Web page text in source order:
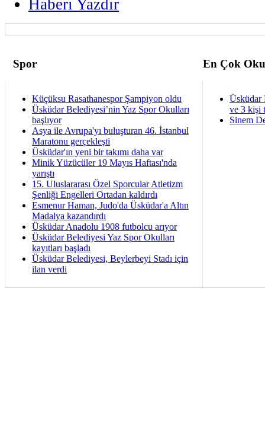
Haberi Yazdir
Spor En Çok
Küçüksu Rasathanespor Şampiyon oldu
Üsküdar Belediyesi’nin Yaz Spor Okulları
başlıyor
Asya ile Avrupa'yı buluşturan 46. İstanbul
Maratonu gerçekleşti
Üsküdar'ın yeni bir takımı daha var
Minik Yüzücüler 19 Mayıs Haftası'nda
yarıştı
15. Uluslararası Özel Sporcular Atletizm
Şenliği Engelleri Ortadan kaldırdı
Esmenur Haman, Judo'da Üsküdar'a Altın
Madalya kazandırdı
Üsküdar Anadolu 1908 futbolcu arıyor
Üsküdar Belediyesi Yaz Spor Okulları
kayıtları başladı
Üsküdar Belediyesi, Beylerbeyi Stadı için
ilan verdi
Üsküdar
ve 3 kişi
Sinem